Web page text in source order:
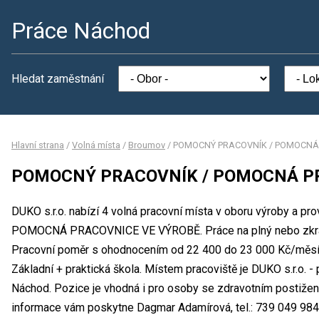
Práce Náchod
Hledat zaměstnání
Hlavní strana / Volná místa / Broumov / POMOCNÝ PRACOVNÍK /
POMOCNÝ PRACOVNÍK / POMOCNÁ
DUKO s.r.o. nabízí 4 volná pracovní místa v oboru výroby a
POMOCNÁ PRACOVNICE VE VÝROBĚ. Práce na plný nebo
Pracovní poměr s ohodnocením od 22 400 do 23 000 Kč/
Základní + praktická škola. Místem pracoviště je DUKO s.r.o.
Náchod. Pozice je vhodná i pro osoby se zdravotním
informace vám poskytne Dagmar Adamírová, tel.: 739 049